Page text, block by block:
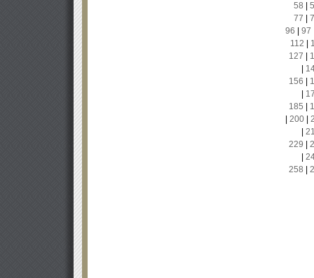
58
77
96
97
112
127
156
185
200|
229
258